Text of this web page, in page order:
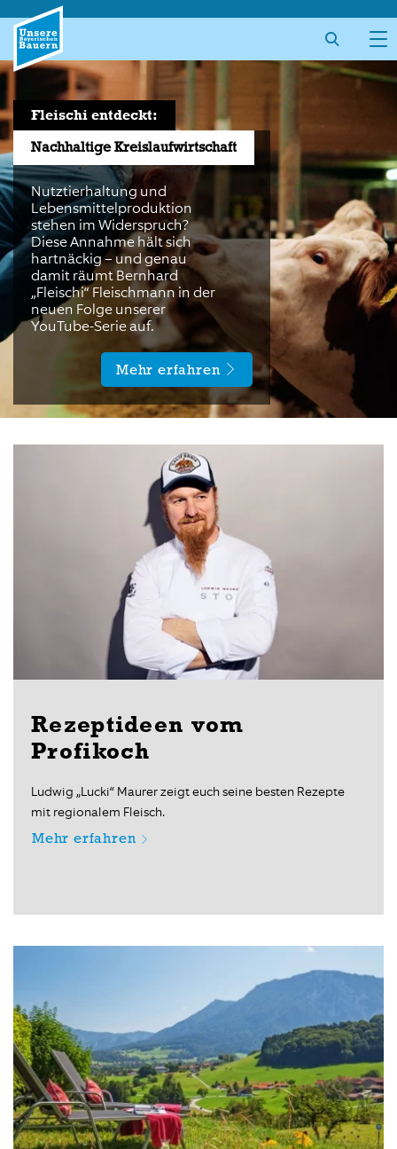
content
Fleischi entdeckt:
Nachhaltige Kreislaufwirtschaft
Nutztierhaltung und
Lebensmittelproduktion
stehen im Widerspruch?
Diese Annahme hält sich
hartnäckig – und genau
damit räumt Bernhard
„Fleischi“ Fleischmann in der
neuen Folge unserer
YouTube-Serie auf.
Mehr erfahren
Rezeptideen vom
Profikoch
Ludwig „Lucki“ Maurer zeigt euch seine besten Rezepte
mit regionalem Fleisch.
Mehr erfahren